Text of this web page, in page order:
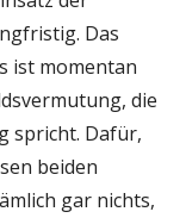
Das
ist momentan
die
spricht. Dafür,
beiden
gar nichts,